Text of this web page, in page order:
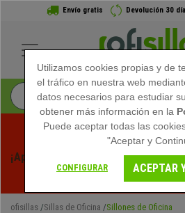
Envío gratis Devolución 30
¡Aprovecha las Rebajas de
Exclusivos por Tiempo
ofisillas Sillas de Oficina Sillones de Oficina
Utilizamos cookies propias y de
el tráfico en nuestra web
datos necesarios para estudiar
obtener más información en la
Puede aceptar todas las
"Aceptar y
CONFIGURAR ACEPTAR